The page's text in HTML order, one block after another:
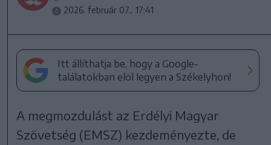
2026. február 07., 17:41
Itt állíthatja be, hogy a Google-
találatokban elöl legyen a Székelyhon!
A megmozdulást az Erdélyi Magyar
Szövetség (EMSZ) kezdeményezte, de